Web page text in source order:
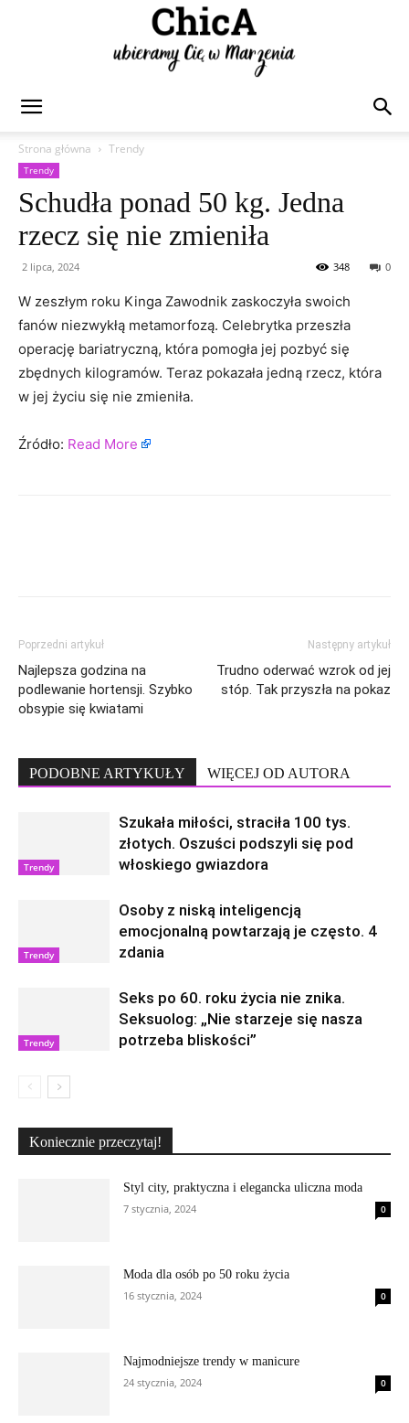
Strona główna
Trendy
Trendy
Schudła ponad 50 kg. Jedna
rzecz się nie zmieniła
2 lipca, 2024 0
348
W zeszłym roku Kinga Zawodnik zaskoczyła swoich
fanów niezwykłą metamorfozą. Celebrytka przeszła
operację bariatryczną, która pomogła jej pozbyć się
zbędnych kilogramów. Teraz pokazała jedną rzecz, która
w jej życiu się nie zmieniła.
Źródło: Read More
Poprzedni artykuł
Najlepsza godzina na
podlewanie hortensji. Szybko
obsypie się kwiatami
Następny artykuł
Trudno oderwać wzrok od jej
stóp. Tak przyszła na pokaz
PODOBNE ARTYKUŁY WIĘCEJ OD AUTORA
Trendy
Szukała miłości, straciła 100 tys.
złotych. Oszuści podszyli się pod
włoskiego gwiazdora
Trendy
Osoby z niską inteligencją
emocjonalną powtarzają je często. 4
zdania
Trendy
Seks po 60. roku życia nie znika.
Seksuolog: „Nie starzeje się nasza
potrzeba bliskości”
Koniecznie przeczytaj!
Styl city, praktyczna i elegancka uliczna moda
7 stycznia, 2024
0
Moda dla osób po 50 roku życia
16 stycznia, 2024
0
Najmodniejsze trendy w manicure
24 stycznia, 2024
0